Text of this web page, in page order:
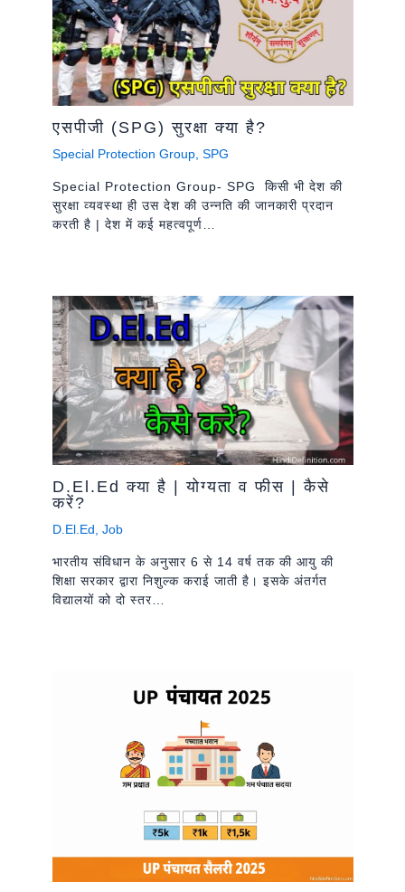
एसपीजी (SPG) सुरक्षा क्या है?
Special Protection Group, SPG
Special Protection Group- SPG किसी भी देश की
सुरक्षा व्यवस्था ही उस देश की उन्नति की जानकारी प्रदान
करती है | देश में कई महत्वपूर्ण…
D.El.Ed क्या है | योग्यता व फीस | कैसे
करें?
D.El.Ed Job
भारतीय संविधान के अनुसार 6 से 14 वर्ष तक की आयु की
शिक्षा सरकार द्वारा निशुल्क कराई जाती है। इसके अंतर्गत
विद्यालयों को दो स्तर…